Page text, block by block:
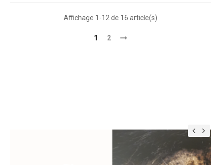
Affichage 1-12 de 16 article(s)
1 2